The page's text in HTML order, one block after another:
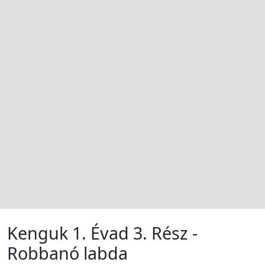
Kenguk 1. Évad 3. Rész -
Robbanó labda